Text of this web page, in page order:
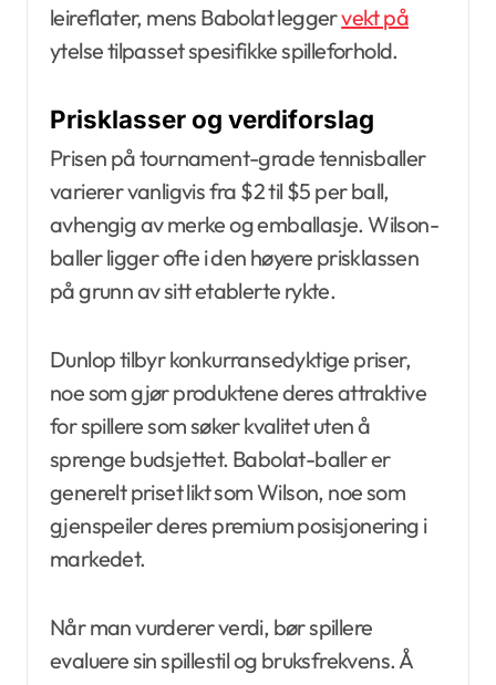
leireflater, mens Babolat leggervekt på
ytelse tilpasset spesifikke spilleforhold.
Prisklasser og verdiforslag
Prisen på tournament-grade tennisballer
varierer vanligvis fra $2 til $5 per ball,
avhengig av merke og emballasje. Wilson-
baller ligger ofte i den høyere prisklassen
på grunn av sitt etablerte rykte.
Dunlop tilbyr konkurransedyktige priser,
noe som gjør produktene deres attraktive
for spillere som søker kvalitet uten å
sprenge budsjettet. Babolat-baller er
generelt priset likt som Wilson, noe som
gjenspeiler deres premium posisjonering i
markedet.
Når man vurderer verdi, bør spillere
evaluere sin spillestil og bruksfrekvens. Å